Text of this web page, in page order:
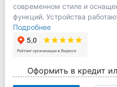
современном стиле и
функций. Устройства
Подробнее
Оформить в кредит